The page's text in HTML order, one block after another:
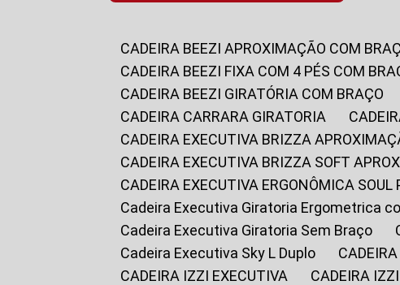
CADEIRA BEEZI APROXIMAÇÃO COM
CADEIRA BEEZI FIXA COM 4 PÉS COM
CADEIRA BEEZI GIRATÓRIA COM BRAÇO
CADEIRA CARRARA GIRATORIA
CADEIRA EXECUTIVA BRIZZA
CADEIRA EXECUTIVA BRIZZA SOFT
CADEIRA EXECUTIVA ERGONÔMICA SOUL
Cadeira Executiva Giratoria Ergometrica
Cadeira Executiva Giratoria Sem Braço
Cadeira Executiva Sky L Duplo
CADEIRA IZZI EXECUTIVA
CADEIRA